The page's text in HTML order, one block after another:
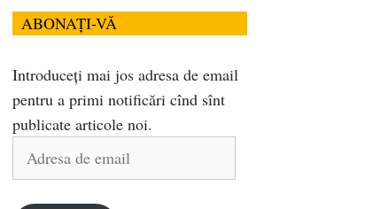
ABONAȚI-VĂ
Introduceți mai jos adresa de email
pentru a primi notificări cînd sînt
publicate articole noi.
Adresa